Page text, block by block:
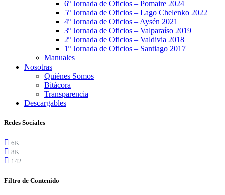
6º Jornada de Oficios – Pomaire 2024
5º Jornada de Oficios – Lago Chelenko 2022
4º Jornada de Oficios – Aysén 2021
3º Jornada de Oficios – Valparaíso 2019
2º Jornada de Oficios – Valdivia 2018
1º Jornada de Oficios – Santiago 2017
Manuales
Nosotras
Quiénes Somos
Bitácora
Transparencia
Descargables
Redes Sociales
6K
8K
142
Filtro de Contenido